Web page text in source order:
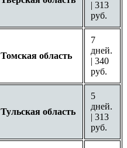
| 313
руб.
Томская область
7
дней.
| 340
руб.
Тульская область
5
дней.
| 313
руб.